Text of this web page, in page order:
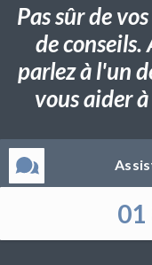
Pas sûr de
de
parlez à l'un
vous aider
01